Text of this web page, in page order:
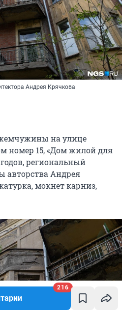
216
Андрея Крячкова
на улице
номер 15, «Дом жилой для
региональный
авторства Андрея
мокнет карниз,